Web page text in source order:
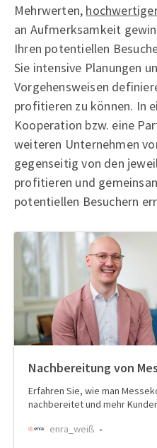
Mehrwerten,
an Aufmerksamkeit
Ihren potentiellen
Sie intensive Planungen
Vorgehensweisen
profitieren zu können. In
Kooperation bzw. eine
weiteren Unternehmen
gegenseitig von den
profitieren und
potentiellen Besuchern
Nachbereitung von
Erfahren Sie, wie man
nachbereitet und mehr
enra_weiß